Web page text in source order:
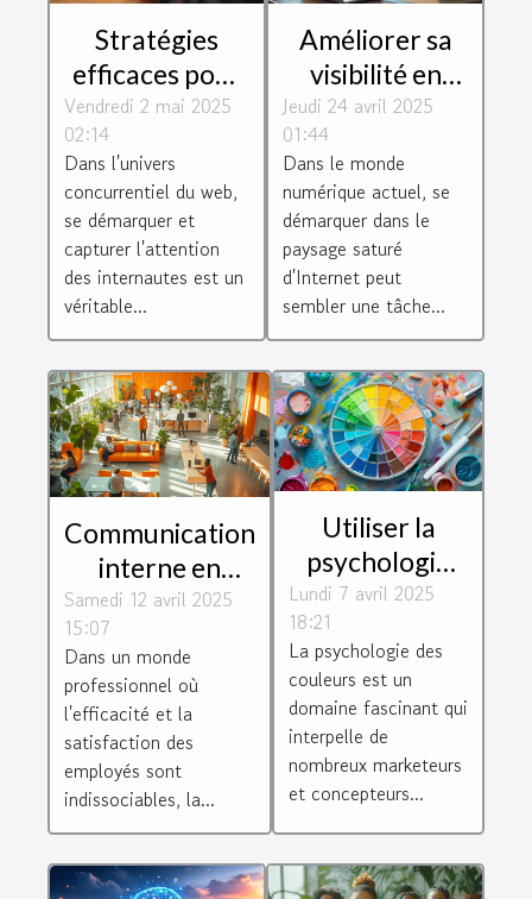
Stratégies
efficaces pour
optimiser votre
visibilité sur les
moteurs de
recherche
Vendredi 2 mai 2025
02:14
Dans l'univers
concurrentiel du web,
se démarquer et
capturer l'attention
des internautes est un
véritable...
Améliorer sa
visibilité en
ligne avec des
stratégies à
petit budget
pour avocats
Jeudi 24 avril 2025
01:44
Dans le monde
numérique actuel, se
démarquer dans le
paysage saturé
d'Internet peut
sembler une tâche...
Communication
interne en
entreprise
pratiques pour
améliorer la
productivité et
le bien-être des
salariés
Samedi 12 avril 2025
15:07
Dans un monde
professionnel où
l'efficacité et la
satisfaction des
employés sont
indissociables, la...
Utiliser la
psychologie
des couleurs
marketing
comprendre
leur influence
sur les
décisions
d'achat
Lundi 7 avril 2025
18:21
La psychologie des
couleurs est un
domaine fascinant qui
interpelle de
nombreux marketeurs
et concepteurs...